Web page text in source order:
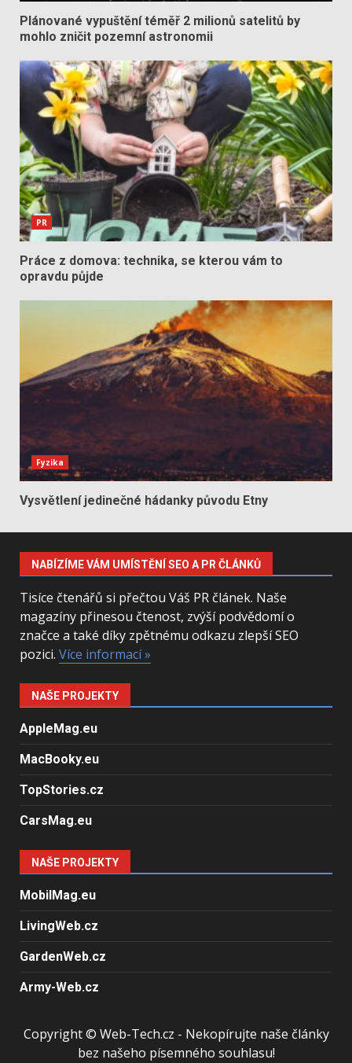
Plánované vypuštění téměř 2 milionů satelitů by
mohlo zničit pozemní astronomii
PR
Práce z domova: technika, se kterou vám to
opravdu půjde
Fyzika
Vysvětlení jedinečné hádanky původu Etny
NABÍZÍME VÁM UMÍSTĚNÍ SEO A PR ČLÁNKŮ
Tisíce čtenářů si přečtou Váš PR článek. Naše
magazíny přinesou čtenost, zvýší podvědomí o
značce a také díky zpětnému odkazu zlepší SEO
pozici. Více informací »
NAŠE PROJEKTY
AppleMag.eu
MacBooky.eu
TopStories.cz
CarsMag.eu
NAŠE PROJEKTY
MobilMag.eu
LivingWeb.cz
GardenWeb.cz
Army-Web.cz
Copyright © Web-Tech.cz - Nekopírujte naše články
bez našeho písemného souhlasu!